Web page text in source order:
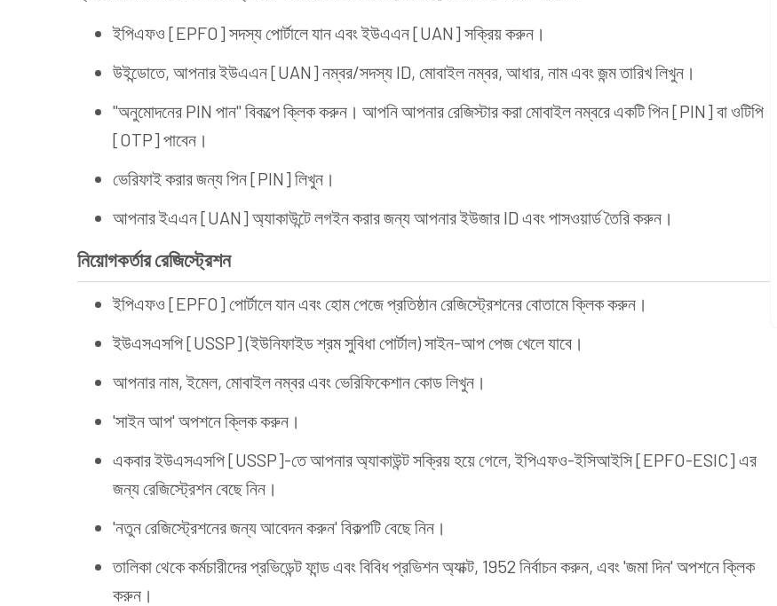
ইপিএফও [EPFO] সদস্য পোর্টালে যান এবং ইউএএন [UAN] সক্রিয় করুন।
উইন্ডোতে, আপনার ইউএএন [UAN] নম্বর/সদস্য ID, মোবাইল নম্বর, আধার, নাম এবং জন্ম তারিখ লিখুন।
"অনুমোদনের PIN পান" বিকল্পে ক্লিক করুন। আপনি আপনার রেজিস্টার করা মোবাইল নম্বরে একটি পিন [PIN] বা ওটিপি
[OTP] পাবেন।
ভেরিফাই করার জন্য পিন [PIN] লিখুন।
আপনার ইএএন [UAN] অ্যাকাউন্টে লগইন করার জন্য আপনার ইউজার ID এবং পাসওয়ার্ড তৈরি করুন।
নিয়োগকর্তার রেজিস্ট্রেশন
ইপিএফও [EPFO] পোর্টালে যান এবং হোম পেজে প্রতিষ্ঠান রেজিস্ট্রেশনের বোতামে ক্লিক করুন।
ইউএসএসপি [USSP] (ইউনিফাইড শ্রম সুবিধা পোর্টাল) সাইন-আপ পেজ খেলে যাবে।
আপনার নাম, ইমেল, মোবাইল নম্বর এবং ভেরিফিকেশান কোড লিখুন।
'সাইন আপ' অপশনে ক্লিক করুন।
একবার ইউএসএসপি [USSP]-তে আপনার অ্যাকাউন্ট সক্রিয় হয়ে গেলে, ইপিএফও-ইসিআইসি [EPFO-ESIC] এর
জন্য রেজিস্ট্রেশন বেছে নিন।
'নতুন রেজিস্ট্রেশনের জন্য আবেদন করুন' বিকল্পটি বেছে নিন।
তালিকা থেকে কর্মচারীদের প্রভিডেন্ট ফান্ড এবং বিবিধ প্রভিশন অ্যাক্ট, 1952 নির্বাচন করুন, এবং 'জমা দিন' অপশনে ক্লিক
করুন।